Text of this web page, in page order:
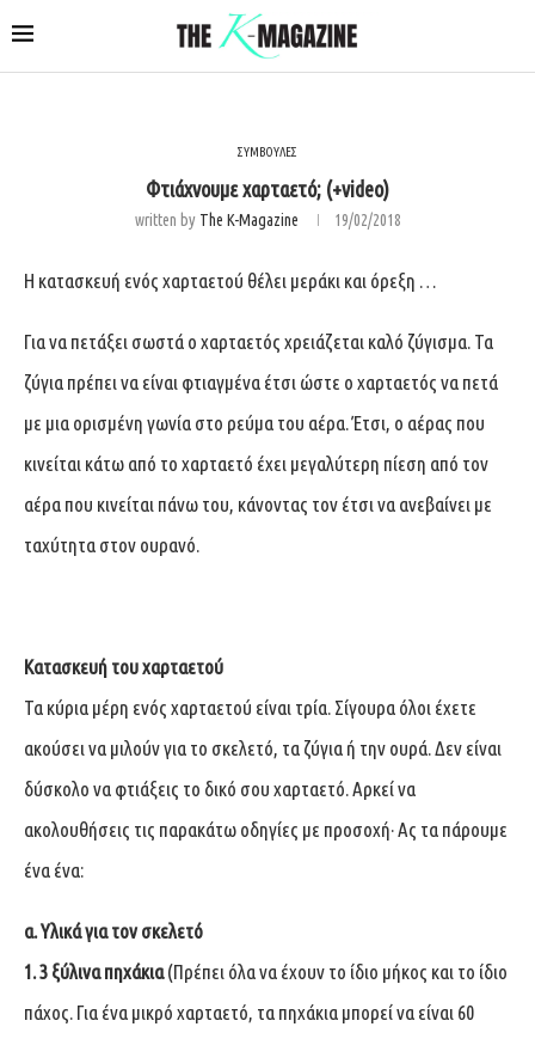
ΣΥΜΒΟΥΛΕΣ
Φτιάχνουμε χαρταετό; (+video)
written by The K-Magazine 19/02/2018
Η κατασκευή ενός χαρταετού θέλει μεράκι και όρεξη …
Για να πετάξει σωστά ο χαρταετός χρειάζεται καλό ζύγισμα. Τα
ζύγια πρέπει να είναι φτιαγμένα έτσι ώστε ο χαρταετός να πετά
με μια ορισμένη γωνία στο ρεύμα του αέρα. Έτσι, ο αέρας που
κινείται κάτω από το χαρταετό έχει μεγαλύτερη πίεση από τον
αέρα που κινείται πάνω του, κάνοντας τον έτσι να ανεβαίνει με
ταχύτητα στον ουρανό.
Κατασκευή του χαρταετού
Τα κύρια μέρη ενός χαρταετού είναι τρία. Σίγουρα όλοι έχετε
ακούσει να μιλούν για το σκελετό, τα ζύγια ή την ουρά. Δεν είναι
δύσκολο να φτιάξεις το δικό σου χαρταετό. Αρκεί να
ακολουθήσεις τις παρακάτω οδηγίες με προσοχή· Ας τα πάρουμε
ένα ένα:
α. Υλικά για τον σκελετό
1.3 ξύλινα πηχάκια(Πρέπει όλα να έχουν το ίδιο μήκος και το ίδιο
πάχος. Για ένα μικρό χαρταετό, τα πηχάκια μπορεί να είναι 60